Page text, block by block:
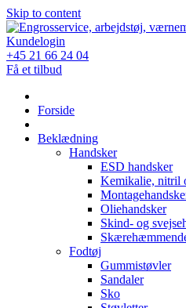
Skip to content
Kundelogin
+45 21 66 24 04
Få et tilbud
Forside
Beklædning
Handsker
ESD handsker
Kemikalie, nitril
Oliehandsker
Skind- og
Fodtøj
Gummistøvler
Sandaler
Sko